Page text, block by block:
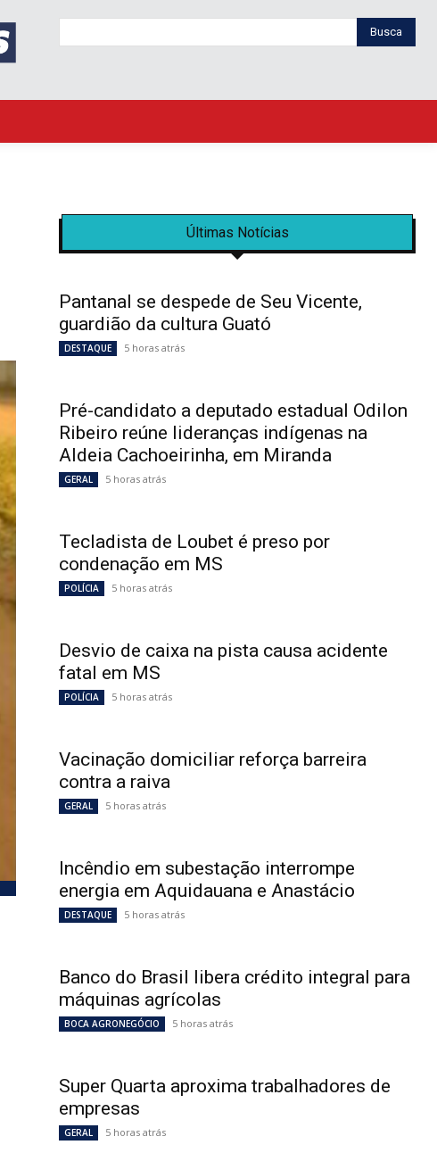
Busca
Últimas Notícias
Pantanal se despede de Seu Vicente,
guardião da cultura Guató
DESTAQUE 5 horas atrás
Pré-candidato a deputado estadual Odilon
Ribeiro reúne lideranças indígenas na
Aldeia Cachoeirinha, em Miranda
GERAL 5 horas atrás
Tecladista de Loubet é preso por
condenação em MS
POLÍCIA 5 horas atrás
Desvio de caixa na pista causa acidente
fatal em MS
POLÍCIA 5 horas atrás
Vacinação domiciliar reforça barreira
contra a raiva
GERAL 5 horas atrás
Incêndio em subestação interrompe
energia em Aquidauana e Anastácio
DESTAQUE 5 horas atrás
Banco do Brasil libera crédito integral para
máquinas agrícolas
BOCA AGRONEGÓCIO 5 horas atrás
Super Quarta aproxima trabalhadores de
empresas
GERAL 5 horas atrás